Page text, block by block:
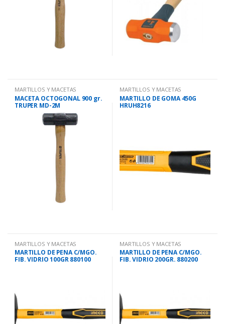
MARTILLOS Y MACETAS
MACETA OCTOGONAL 900 gr.
TRUPER MD-2M
MARTILLOS Y MACETAS
MARTILLO DE GOMA 450G
HRUH8216
MARTILLOS Y MACETAS
MARTILLO DE PENA C/MGO.
FIB. VIDRIO 100GR 880100
MARTILLOS Y MACETAS
MARTILLO DE PENA C/MGO.
FIB. VIDRIO 200GR. 880200